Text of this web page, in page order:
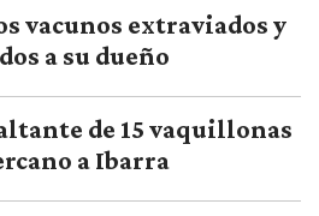
vacunos extraviados y
a su dueño
de 15 vaquillonas
a Ibarra